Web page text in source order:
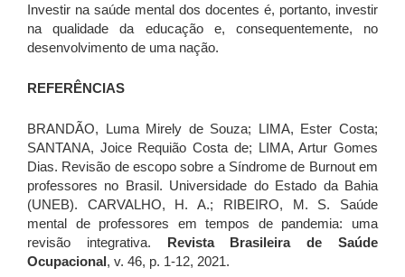
Investir na saúde mental dos docentes é, portanto, investir
na qualidade da educação e, consequentemente, no
desenvolvimento de uma nação.
REFERÊNCIAS
BRANDÃO, Luma Mirely de Souza; LIMA, Ester Costa;
SANTANA, Joice Requião Costa de; LIMA, Artur Gomes
Dias. Revisão de escopo sobre a Síndrome de Burnout em
professores no Brasil. Universidade do Estado da Bahia
(UNEB). CARVALHO, H. A.; RIBEIRO, M. S. Saúde
mental de professores em tempos de pandemia: uma
revisão integrativa. Revista Brasileira de Saúde
Ocupacional, v. 46, p. 1-12, 2021.